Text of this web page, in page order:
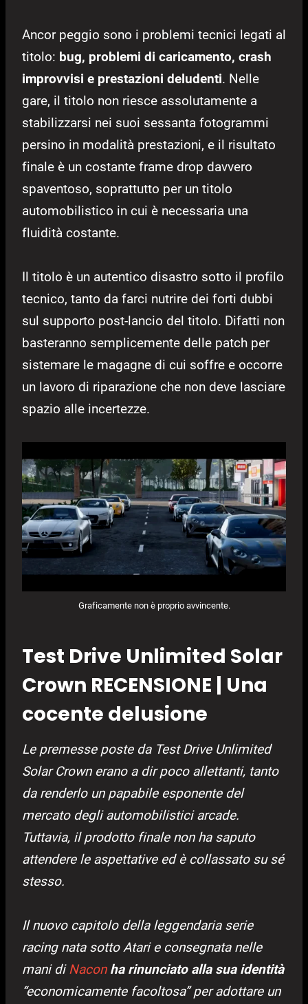
Ancor peggio sono i problemi tecnici legati al
titolo: bug, problemi di caricamento, crash
improvvisi e prestazioni deludenti. Nelle
gare, il titolo non riesce assolutamente a
stabilizzarsi nei suoi sessanta fotogrammi
persino in modalità prestazioni, e il risultato
finale è un costante frame drop davvero
spaventoso, soprattutto per un titolo
automobilistico in cui è necessaria una
fluidità costante.
Il titolo è un autentico disastro sotto il profilo
tecnico, tanto da farci nutrire dei forti dubbi
sul supporto post-lancio del titolo. Difatti non
basteranno semplicemente delle patch per
sistemare le magagne di cui soffre e occorre
un lavoro di riparazione che non deve lasciare
spazio alle incertezze.
Graficamente non è proprio avvincente.
Test Drive Unlimited Solar
Crown RECENSIONE | Una
cocente delusione
Le premesse poste da Test Drive Unlimited
Solar Crown erano a dir poco allettanti, tanto
da renderlo un papabile esponente del
mercato degli automobilistici arcade.
Tuttavia, il prodotto finale non ha saputo
attendere le aspettative ed è collassato su sé
stesso.
Il nuovo capitolo della leggendaria serie
racing nata sotto Atari e consegnata nelle
mani diNacon ha rinunciato alla sua identità
“economicamente facoltosa” per adottare un